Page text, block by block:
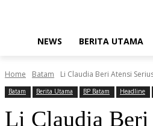
NEWS BERITA UTAMA
Home Batam Li Claudia Beri Atensi
Batam Berita Utama BP Batam Headline
Li Claudia Beri